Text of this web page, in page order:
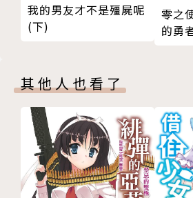
我的男友才不是殭屍呢
(下)
零之
的勇
其他人也看了